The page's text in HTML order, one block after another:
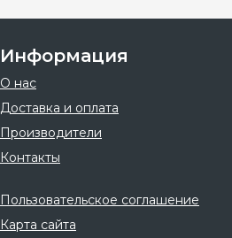
Информация
О нас
Доставка и оплата
Производители
Контакты
Пользовательское соглашение
Карта сайта